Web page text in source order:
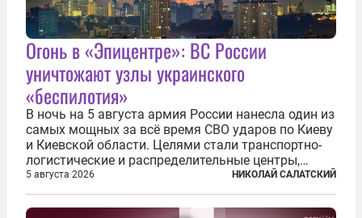
Огонь в «Эпицентре»: ВС России
уничтожают узлы украинского
«беспилотия»
В ночь на 5 августа армия России нанесла один из
самых мощных за всё время СВО ударов по Киеву
и Киевской области. Целями стали транспортно-
логистические и распределительные центры,
которые ВСУ использовали для хранения и
доставки вооружений и грузов военного
назначения. Атака также «накрыла»...
5 августа 2026 НИКОЛАЙ САЛАТСКИЙ